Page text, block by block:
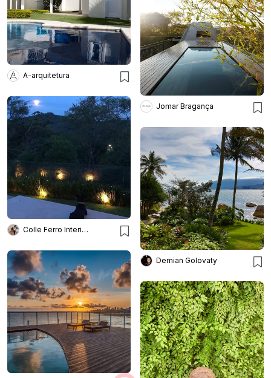
A-arquitetura
Jomar Bragança
Colle Ferro Interiores
Demian Golovaty